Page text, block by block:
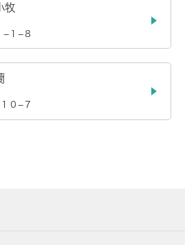
牧
−１−８
０−７